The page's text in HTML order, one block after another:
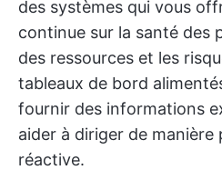
des systèmes qui vous
continue sur la santé des
des ressources et les
tableaux de bord
fournir des informations
aider à diriger de
réactive.